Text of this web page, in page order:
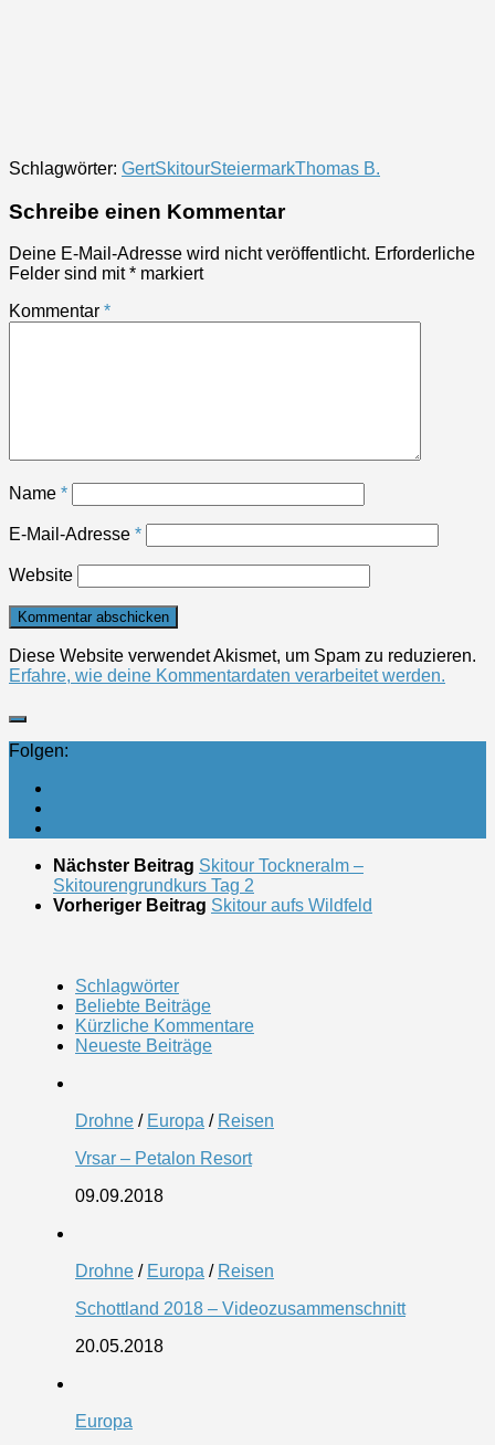
Schlagwörter: GertSkitourSteiermarkThomas B.
Schreibe einen Kommentar
Deine E-Mail-Adresse wird nicht veröffentlicht. Erforderliche
Felder sind mit* markiert
Kommentar *
Name *
E-Mail-Adresse *
Website
Diese Website verwendet Akismet, um Spam zu reduzieren.
Erfahre, wie deine Kommentardaten verarbeitet werden.
Folgen:
Nächster Beitrag Skitour Tockneralm –
Skitourengrundkurs Tag 2
Vorheriger Beitrag Skitour aufs Wildfeld
Schlagwörter
Beliebte Beiträge
Kürzliche Kommentare
Neueste Beiträge
Drohne / Europa / Reisen
Vrsar – Petalon Resort
09.09.2018
Drohne / Europa / Reisen
Schottland 2018 – Videozusammenschnitt
20.05.2018
Europa